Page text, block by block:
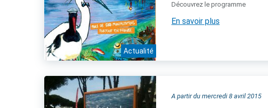
Actualité
Découvrez le programme
En savoir plus
A partir du mercredi 8 avril 2015